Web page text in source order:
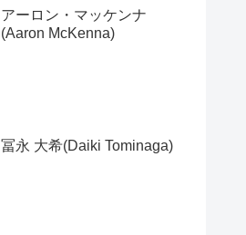
アーロン・マッケンナ
(Aaron McKenna)
冨永 大希(Daiki Tominaga)